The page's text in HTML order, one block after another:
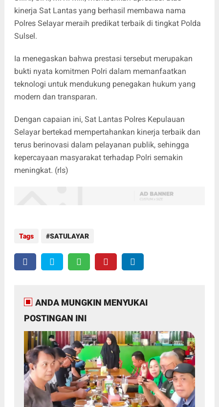
kinerja Sat Lantas yang berhasil membawa nama
Polres Selayar meraih predikat terbaik di tingkat Polda
Sulsel.
Ia menegaskan bahwa prestasi tersebut merupakan
bukti nyata komitmen Polri dalam memanfaatkan
teknologi untuk mendukung penegakan hukum yang
modern dan transparan.
Dengan capaian ini, Sat Lantas Polres Kepulauan
Selayar bertekad mempertahankan kinerja terbaik dan
terus berinovasi dalam pelayanan publik, sehingga
kepercayaan masyarakat terhadap Polri semakin
meningkat. (rls)
Tags SATULAYAR
ANDA MUNGKIN MENYUKAI
POSTINGAN INI